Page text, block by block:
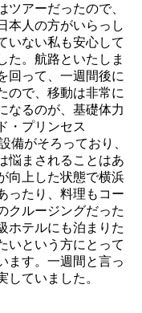
アーだったので、
本人の方がいらっし
いない私も安心して
た。航路といたしま
回って、一週間後に
ので、移動は非常に
なるのが、基礎体力
・プリンセス
備がそろっており、
悩まされることはあ
向上した状態で横浜
ったり、料理もコー
クルージングだった
ホテルにも泊まりた
いという方にとって
ます。一週間と言っ
ていました。